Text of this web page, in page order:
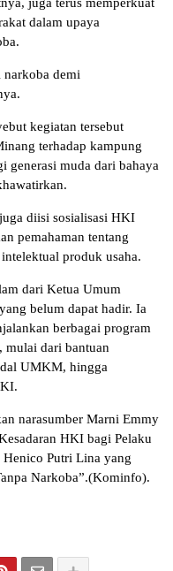
juga terus memperkuat
dalam upaya
narkoba demi
kegiatan tersebut
terhadap kampung
generasi muda dari bahaya
diisi sosialisasi HKI
pemahaman tentang
produk usaha.
dari Ketua Umum
belum dapat hadir. Ia
berbagai program
mulai dari bantuan
UMKM, hingga
narasumber Marni Emmy
HKI bagi Pelaku
Putri Lina yang
Narkoba”.(Kominfo).